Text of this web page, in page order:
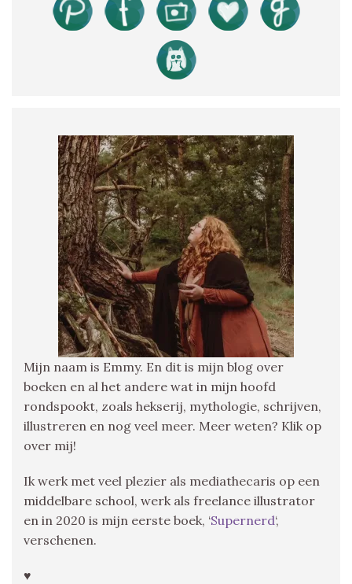
Mijn naam is Emmy. En dit is mijn blog over
boeken en al het andere wat in mijn hoofd
rondspookt, zoals hekserij, mythologie, schrijven,
illustreren en nog veel meer. Meer weten? Klik op
over mij!
Ik werk met veel plezier als mediathecaris op een
middelbare school, werk als freelance illustrator
en in 2020 is mijn eerste boek, ‘Supernerd‘,
verschenen.
♥